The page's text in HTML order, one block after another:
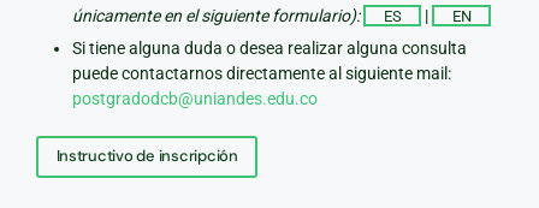
únicamente en el siguiente formulario):
ES | EN
Si tiene alguna duda o desea realizar alguna consulta
puede contactarnos directamente al siguiente mail:
postgradodcb@uniandes.edu.co
Instructivo de inscripción